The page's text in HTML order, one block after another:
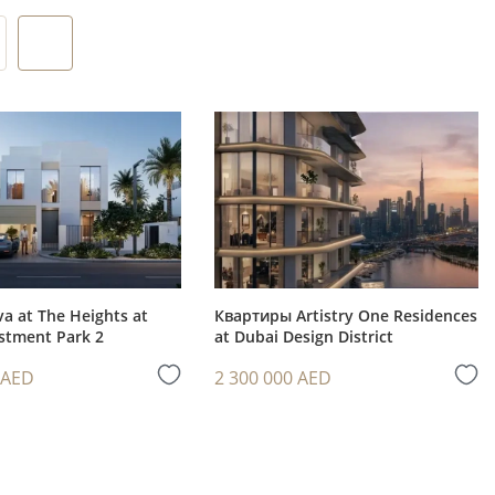
at The Heights at
Park 2
Квартиры Artistry One Residences
at Dubai Design District
2 300 000 AED